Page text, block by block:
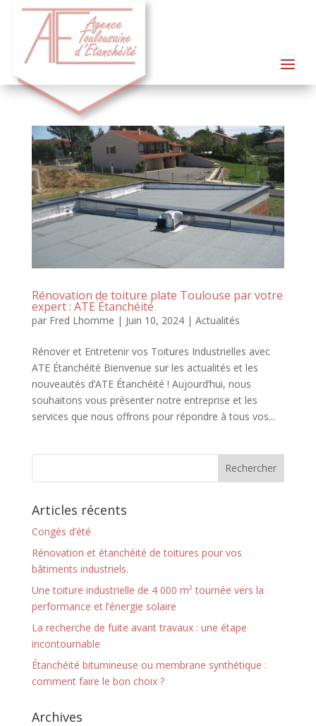
Rénovation de toiture plate Toulouse par votre
expert : ATE Étanchéité
par Fred Lhomme | Juin 10, 2024| Actualités
Rénover et Entretenir vos Toitures Industrielles avec
ATE Étanchéité Bienvenue sur les actualités et les
nouveautés d’ATE Étanchéité ! Aujourd’hui, nous
souhaitons vous présenter notre entreprise et les
services que nous offrons pour répondre à tous vos...
Articles récents
Congés d’été
Rénovation et étanchéité de toitures pour vos
bâtiments industriels.
Une toiture industrielle de 4 000 m² tournée vers la
performance et l’énergie solaire
La recherche de fuite avant travaux : une étape
incontournable
Étanchéité bitumineuse ou membrane synthétique :
comment faire le bon choix ?
Archives